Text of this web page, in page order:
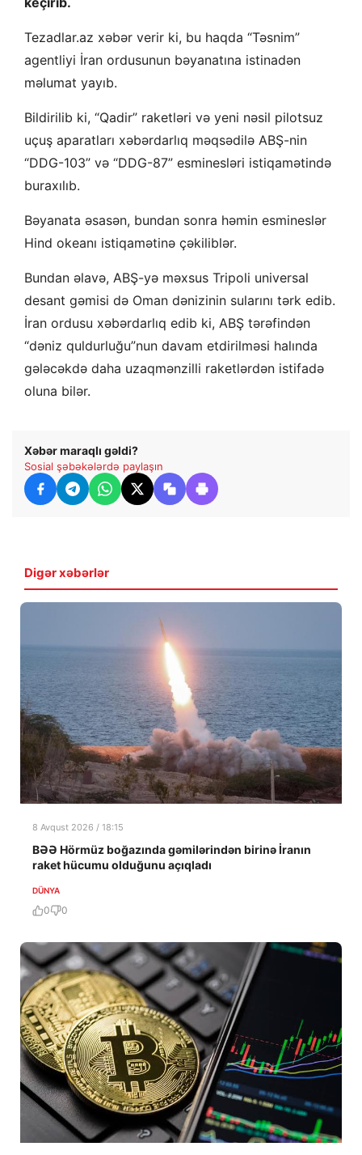
Tezadlar.az xəbər verir ki, bu haqda “Təsnim”
agentliyi İran ordusunun bəyanatına istinadən
məlumat yayıb.
Bildirilib ki, “Qadir” raketləri və yeni nəsil pilotsuz
uçuş aparatları xəbərdarlıq məqsədilə ABŞ-nin
“DDG-103” və “DDG-87” esminesləri istiqamətində
buraxılıb.
Bəyanata əsasən, bundan sonra həmin esmineslər
Hind okeanı istiqamətinə çəkiliblər.
Bundan əlavə, ABŞ-yə məxsus Tripoli universal
desant gəmisi də Oman dənizinin sularını tərk edib.
İran ordusu xəbərdarlıq edib ki, ABŞ tərəfindən
“dəniz quldurluğu”nun davam etdirilməsi halında
gələcəkdə daha uzaqmənzilli raketlərdən istifadə
oluna bilər.
Xəbər maraqlı gəldi?
Sosial şəbəkələrdə paylaşın
Digər xəbərlər
8 Avqust 2026 / 18:15
BƏƏ Hörmüz boğazında gəmilərindən birinə İranın
raket hücumu olduğunu açıqladı
DÜNYA
0 0